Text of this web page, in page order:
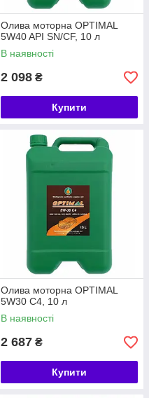
Олива моторна OPTIMAL
5W40 API SN/CF, 10 л
В наявності
2 098 ₴
Купити
Олива моторна OPTIMAL
5W30 С4, 10 л
В наявності
2 687 ₴
Купити